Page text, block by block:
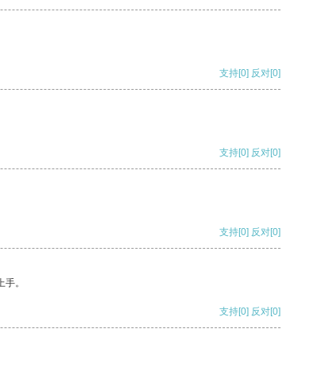
支持[0] 反对[0]
支持[0] 反对[0]
支持[0] 反对[0]
。
支持[0] 反对[0]